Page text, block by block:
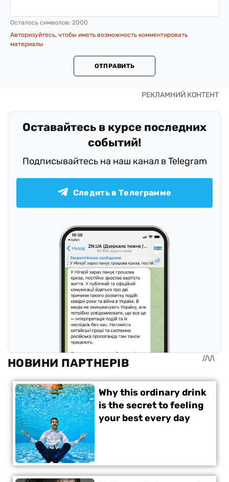
Осталось символов: 2000
Авторизуйтесь, чтобы иметь возможность комментировать
материалы
ОТПРАВИТЬ
Оставайтесь в курсе последних
событий!
Подписывайтесь на наш канал в Telegram
Следить в Телеграмме